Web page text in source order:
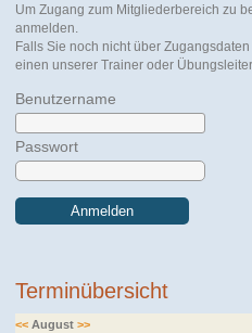
Um Zugang zum Mitgliederbereich zu
anmelden.
Falls Sie noch nicht über
einen unserer Trainer oder Übungsleiter.
Benutzername
Passwort
Anmelden
Terminübersicht
<<August >>